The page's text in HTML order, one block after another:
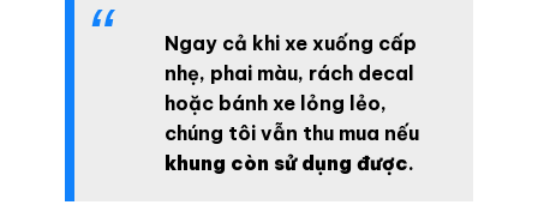
Ngay cả khi xe xuống cấp
nhẹ, phai màu, rách decal
hoặc bánh xe lỏng lẻo,
chúng tôi vẫn thu mua nếu
khung còn sử dụng được.